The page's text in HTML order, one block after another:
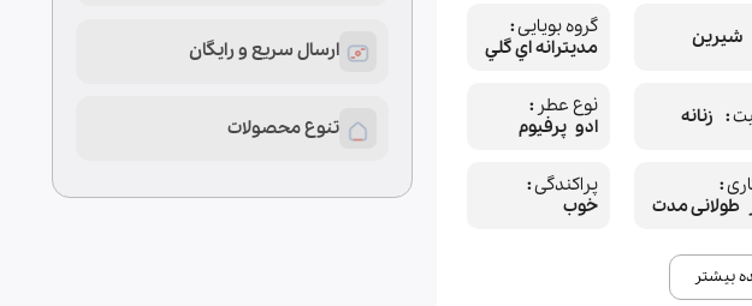
شیرین
گروه بویایی
مديترانه اي گلي
زنانه
نوع عطر
ادو پرفیوم
طولانی مدت
پراکندگی
خوب
بیشتر
ارسال سریع و رایگان
تنوع محصولات